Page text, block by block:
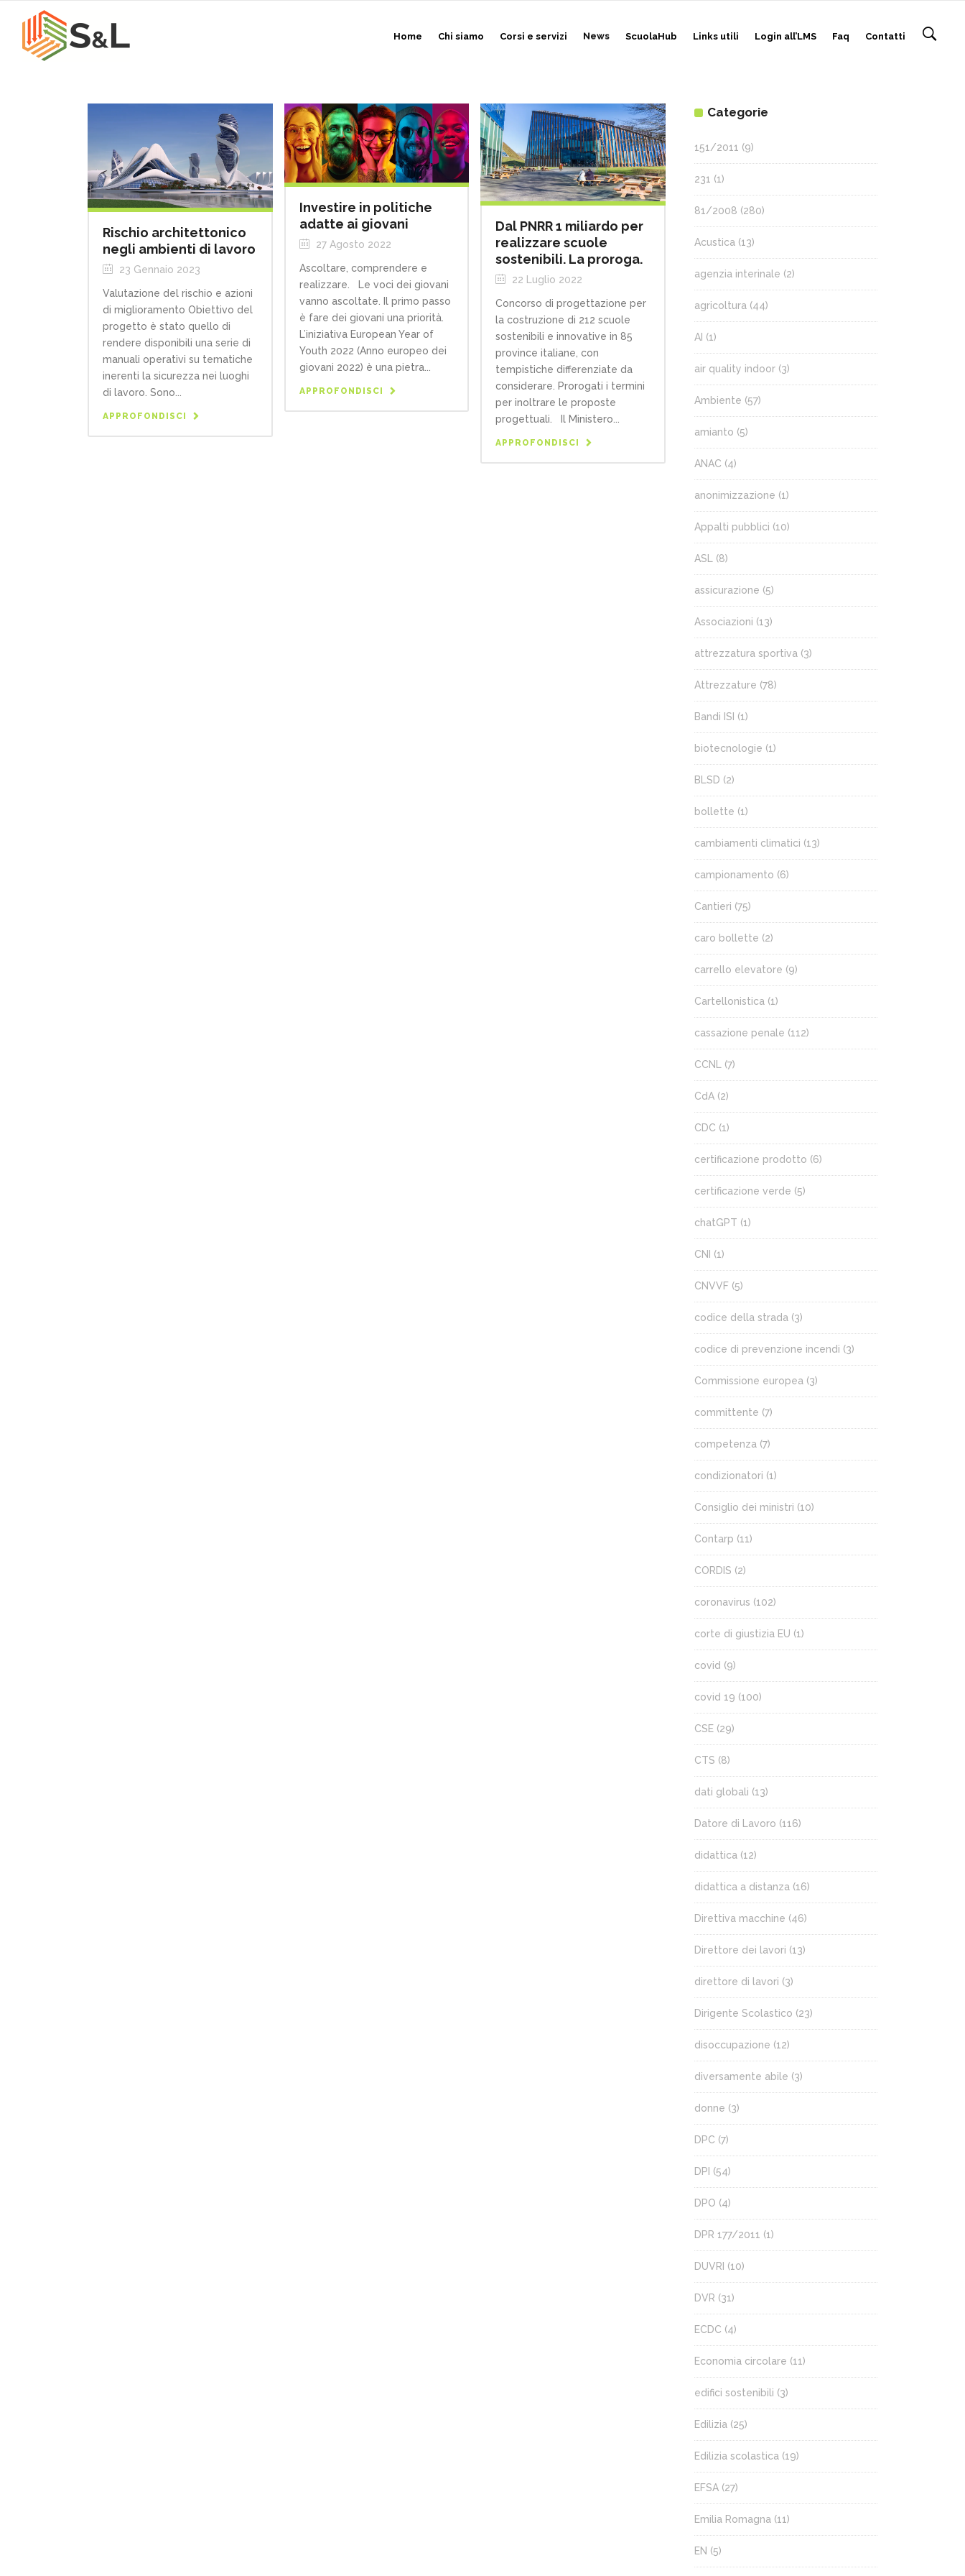
Home Chi siamo Corsi e servizi News ScuolaHub Links utili Login all’LMS Faq Contatti
Rischio architettonico
negli ambienti di lavoro
23 Gennaio 2023
Valutazione del rischio e azioni
di miglioramento Obiettivo del
progetto è stato quello di
rendere disponibili una serie di
manuali operativi su tematiche
inerenti la sicurezza nei luoghi
di lavoro. Sono...
APPROFONDISCI
Investire in politiche
adatte ai giovani
27 Agosto 2022
Ascoltare, comprendere e
realizzare. Le voci dei giovani
vanno ascoltate. Il primo passo
è fare dei giovani una priorità.
L’iniziativa European Year of
Youth 2022 (Anno europeo dei
giovani 2022) è una pietra...
APPROFONDISCI
Dal PNRR 1 miliardo per
realizzare scuole
sostenibili. La proroga.
22 Luglio 2022
Concorso di progettazione per
la costruzione di 212 scuole
sostenibili e innovative in 85
province italiane, con
tempistiche differenziate da
considerare. Prorogati i termini
per inoltrare le proposte
progettuali. Il Ministero...
APPROFONDISCI
Categorie
151/2011 (9)
231 (1)
81/2008 (280)
Acustica (13)
agenzia interinale (2)
agricoltura (44)
AI (1)
air quality indoor (3)
Ambiente (57)
amianto (5)
ANAC (4)
anonimizzazione (1)
Appalti pubblici (10)
ASL (8)
assicurazione (5)
Associazioni (13)
attrezzatura sportiva (3)
Attrezzature (78)
Bandi ISI (1)
biotecnologie (1)
BLSD (2)
bollette (1)
cambiamenti climatici (13)
campionamento (6)
Cantieri (75)
caro bollette (2)
carrello elevatore (9)
Cartellonistica (1)
cassazione penale (112)
CCNL (7)
CdA (2)
CDC (1)
certificazione prodotto (6)
certificazione verde (5)
chatGPT (1)
CNI (1)
CNVVF (5)
codice della strada (3)
codice di prevenzione incendi (3)
Commissione europea (3)
committente (7)
competenza (7)
condizionatori (1)
Consiglio dei ministri (10)
Contarp (11)
CORDIS (2)
coronavirus (102)
corte di giustizia EU (1)
covid (9)
covid 19 (100)
CSE (29)
CTS (8)
dati globali (13)
Datore di Lavoro (116)
didattica (12)
didattica a distanza (16)
Direttiva macchine (46)
Direttore dei lavori (13)
direttore di lavori (3)
Dirigente Scolastico (23)
disoccupazione (12)
diversamente abile (3)
donne (3)
DPC (7)
DPI (54)
DPO (4)
DPR 177/2011 (1)
DUVRI (10)
DVR (31)
ECDC (4)
Economia circolare (11)
edifici sostenibili (3)
Edilizia (25)
Edilizia scolastica (19)
EFSA (27)
Emilia Romagna (11)
EN (5)